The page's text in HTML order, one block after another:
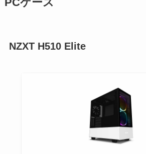
PCケース
NZXT H510 Elite